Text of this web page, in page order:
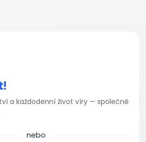
a každodenní život víry — společně
nebo